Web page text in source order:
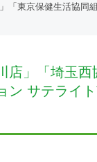
「東京保健生活協
店」「埼玉
サテライト